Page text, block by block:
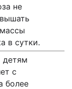
не
в сутки.
детям
с
более